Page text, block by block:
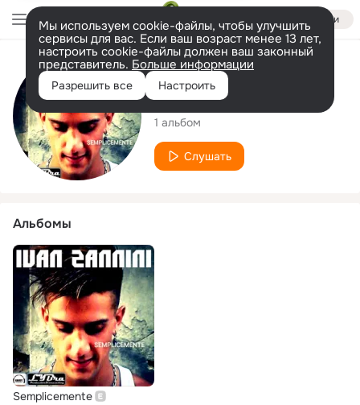
Войти
Мы используем cookie-файлы, чтобы улучшить
сервисы для вас. Если ваш возраст менее 13 лет,
настроить cookie-файлы должен ваш законный
представитель. Больше информации
Разрешить все Настроить
Исполнитель
Ivan Zannini
1 альбом
Слушать
Альбомы
Semplicemente